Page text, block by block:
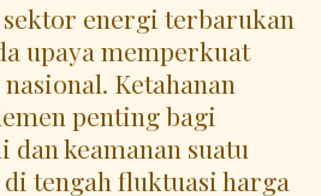
energi terbarukan
upaya memperkuat
Ketahanan
penting bagi
keamanan suatu
tengah fluktuasi harga